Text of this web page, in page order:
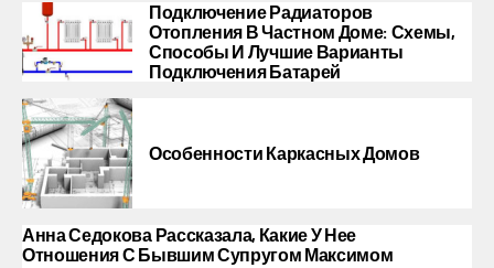
Подключение Радиаторов
Отопления В Частном Доме: Схемы,
Способы И Лучшие Варианты
Подключения Батарей
Особенности Каркасных Домов
Анна Седокова Рассказала, Какие У Нее
Отношения С Бывшим Супругом Максимом